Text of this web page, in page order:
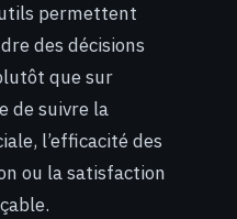
permettent
des décisions
que sur
de suivre la
l’efficacité des
ou la satisfaction